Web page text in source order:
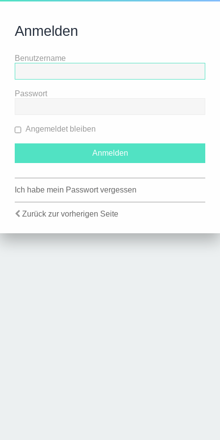
Anmelden
Benutzername
Passwort
Angemeldet bleiben
Ich habe mein Passwort vergessen
Zurück zur vorherigen Seite